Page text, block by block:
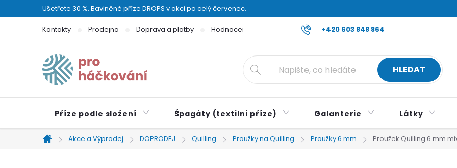
na
Ušetřete 30 %. Bavlněné příze DROPS v akci po celý červenec.
+420 603 848 864
Kontakty Prodejna Doprava a platby Hodnocení obchodu Reklamace a vrácení zboží Všeobecné
HLEDAT
Příze podle složení Špagáty (textilní příze) Galanterie Látky
Domů
Akce a Výprodej DOPRODEJ Quilling Proužky na Quilling Proužky 6 mm Proužek Quilling 6 mm